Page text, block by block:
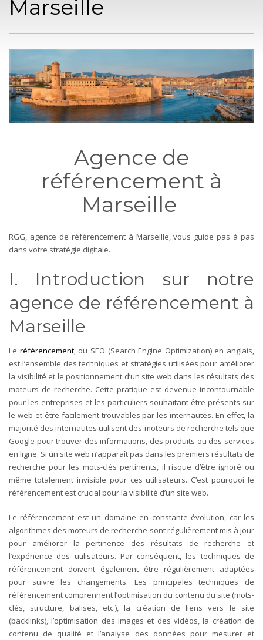
Marseille
Agence de
référencement à
Marseille
RGG, agence de référencement à Marseille, vous guide pas à pas
dans votre stratégie digitale.
I. Introduction sur notre
agence de référencement à
Marseille
Le référencement, ou SEO (Search Engine Optimization) en anglais,
est l’ensemble des techniques et stratégies utilisées pour améliorer
la visibilité et le positionnement d’un site web dans les résultats des
moteurs de recherche. Cette pratique est devenue incontournable
pour les entreprises et les particuliers souhaitant être présents sur
le web et être facilement trouvables par les internautes.En effet, la
majorité des internautes utilisent des moteurs de recherche tels que
Google pour trouver des informations, des produits ou des services
en ligne. Si un site web n’apparaît pas dans les premiers résultats de
recherche pour les mots-clés pertinents, il risque d’être ignoré ou
même totalement invisible pour ces utilisateurs. C’est pourquoi le
référencement est crucial pour la visibilité d’un site web.
Le référencement est un domaine en constante évolution, car les
algorithmes des moteurs de recherche sont régulièrement mis à jour
pour améliorer la pertinence des résultats de recherche et
l’expérience des utilisateurs. Par conséquent, les techniques de
référencement doivent également être régulièrement adaptées
pour suivre les changements. Les principales techniques de
référencement comprennent l’optimisation du contenu du site (mots-
clés, structure, balises, etc.), la création de liens vers le site
(backlinks), l’optimisation des images et des vidéos, la création de
contenu de qualité et l’analyse des données pour mesurer et